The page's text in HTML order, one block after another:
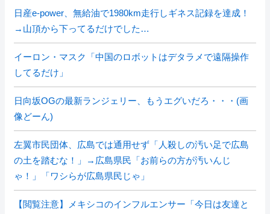
日産e-power、無給油で1980km走行しギネス記録を達成！
→山頂から下ってるだけでした…
イーロン・マスク「中国のロボットはデタラメで遠隔操作
してるだけ」
日向坂OGの最新ランジェリー、もうエグいだろ・・・(画
像どーん)
左翼市民団体、広島では通用せず「人殺しの汚い足で広島
の土を踏むな！」→広島県民「お前らの方が汚いんじ
ゃ！」「ワシらが広島県民じゃ」
【閲覧注意】メキシコのインフルエンサー「今日は友達と